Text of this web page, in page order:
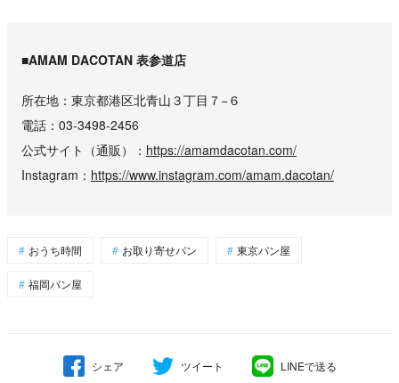
■AMAM DACOTAN 表参道店
所在地
東京都港区北青山３丁目７−６
電話
03-3498-2456
公式サイト（通販）
https://amamdacotan.com/
Instagram
https://www.instagram.com/amam.dacotan/
おうち時間 お取り寄せパン 東京パン屋
福岡パン屋
シェア ツイート LINEで送る